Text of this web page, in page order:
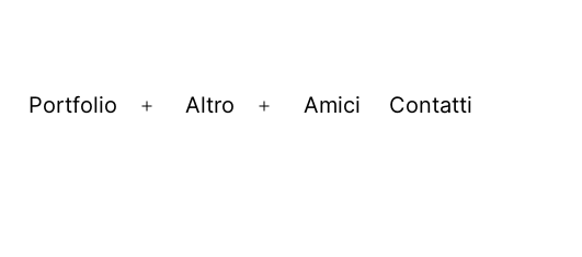
Apri
Portfolio
Apri
Altro
Apri
Amici Contatti